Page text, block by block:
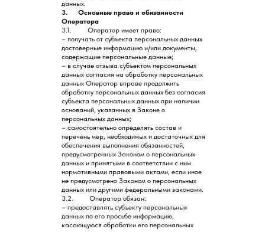
данных.
3. Основные права и обязанности
Оператора
3.1. Оператор имеет право:
– получать от субъекта персональных данных
достоверные информацию и/или документы,
содержащие персональные данные;
– в случае отзыва субъектом персональных
данных согласия на обработку персональных
данных Оператор вправе продолжить
обработку персональных данных без согласия
субъекта персональных данных при наличии
оснований, указанных в Законе о
персональных данных;
– самостоятельно определять состав и
перечень мер, необходимых и достаточных для
обеспечения выполнения обязанностей,
предусмотренных Законом о персональных
данных и принятыми в соответствии с ним
нормативными правовыми актами, если иное
не предусмотрено Законом о персональных
данных или другими федеральными законами.
3.2. Оператор обязан:
– предоставлять субъекту персональных
данных по его просьбе информацию,
касающуюся обработки его персональных